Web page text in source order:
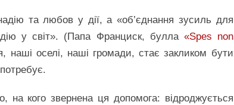
та любов у дії, а «об’єднання зусиль для
у світ». (Папа Франциск, булла «Spes non
оселі, наші громади, стає закликом бути
на кого звернена ця допомога: відроджується